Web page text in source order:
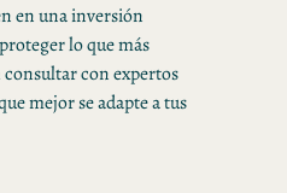
en una inversión
lo que más
consultar con expertos
mejor se adapte a tus